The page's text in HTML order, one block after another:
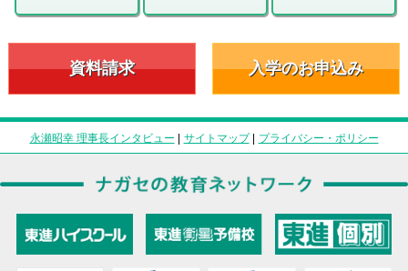
資料請求 入学のお申込み
永瀬昭幸 理事長インタビュー | サイトマップ| プライバシー・ポリシー